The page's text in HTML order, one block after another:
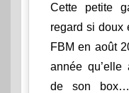
Cette petite
regard si doux
FBM en août
année
de son